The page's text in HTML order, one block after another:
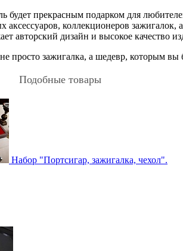
будет прекрасным подарком для
аксессуаров, коллекционеров зажигалок,
авторский дизайн и высокое качество
просто зажигалка, а шедевр, которым вы
Подобные товары
Набор "Портсигар, зажигалка, чехол".